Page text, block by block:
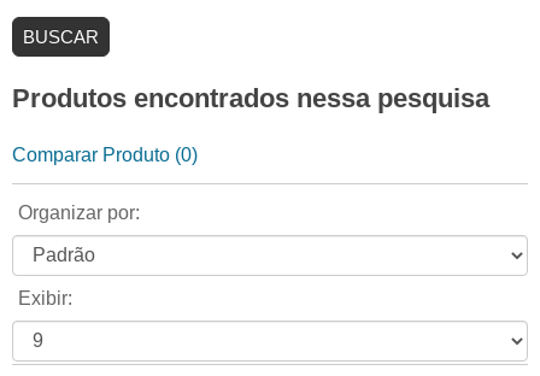
Produtos encontrados nessa pesquisa
Comparar Produto (0)
Organizar por:
Exibir: